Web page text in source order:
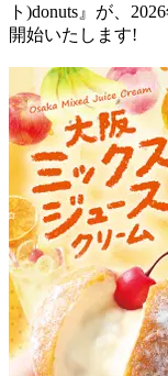
ト)donuts』が、
開始いたします!